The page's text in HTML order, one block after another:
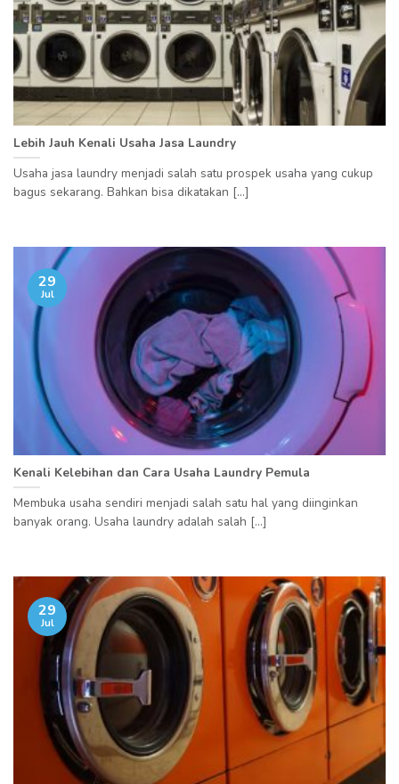
Lebih Jauh Kenali Usaha Jasa Laundry
Usaha jasa laundry menjadi salah satu prospek usaha yang cukup
bagus sekarang. Bahkan bisa dikatakan [...]
Kenali Kelebihan dan Cara Usaha Laundry Pemula
Membuka usaha sendiri menjadi salah satu hal yang diinginkan
banyak orang. Usaha laundry adalah salah [...]
29
Jul
29
Jul